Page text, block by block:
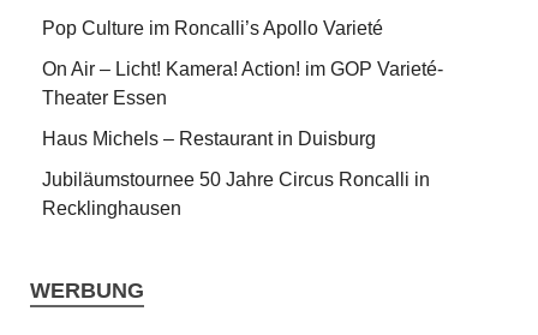
Pop Culture im Roncalli’s Apollo Varieté
On Air – Licht! Kamera! Action! im GOP Varieté-
Theater Essen
Haus Michels – Restaurant in Duisburg
Jubiläumstournee 50 Jahre Circus Roncalli in
Recklinghausen
WERBUNG